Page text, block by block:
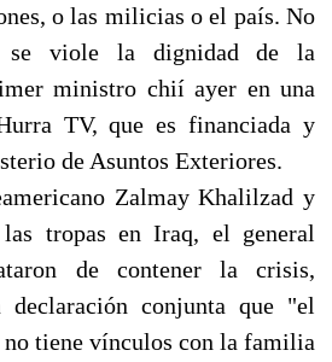
o las milicias o el país. No
se viole la dignidad de la
ministro chií ayer en una
TV, que es financiada y
de Asuntos Exteriores.
Zalmay Khalilzad y
tropas en Iraq, el general
de contener la crisis,
declaración conjunta que "el
tiene vínculos con la familia